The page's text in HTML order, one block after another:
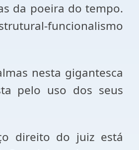
da poeira do tempo.
funcionalismo
nesta gigantesca
pelo uso dos seus
direito do juiz está